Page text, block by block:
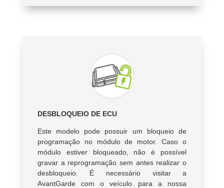
DESBLOQUEIO DE ECU
Este modelo pode possuir um bloqueio de
programação no módulo de motor. Caso o
módulo estiver bloqueado, não é possível
gravar a reprogramação sem antes realizar o
desbloqueio. É necessário visitar a
AvantGarde com o veículo para a nossa